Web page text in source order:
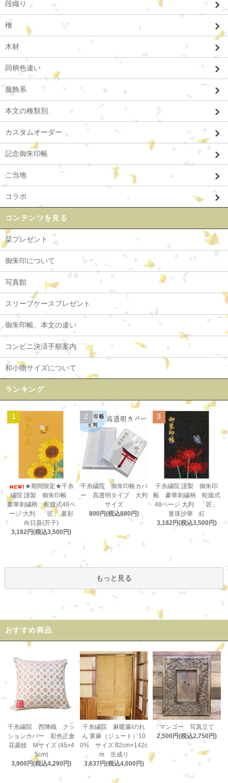
段織り
檜
木材
同柄色違い
服飾系
本文の種類別
カスタムオーダー
記念御朱印帳
ご当地
コラボ
コンテンツを見る
栞プレゼント
御朱印について
写真館
スリーブケースプレゼント
御朱印帳、本文の違い
コンビニ決済手順案内
和小物サイズについて
ランキング
1
★期間限定★千糸
繍院 謹製 御朱印帳
豪華刺繍柄 蛇腹式48ペ
ージ 大判 「匠」 夏彩
向日葵(芥子)
3,182円(税込3,500円)
2
千糸繍院 御朱印帳カバ
ー 高透明タイプ 大判
サイズ
800円(税込880円)
3
千糸繍院 謹製 御朱印
帳 豪華刺繍柄 蛇腹式
48ページ 大判 「匠」
曼珠沙華 紅
3,182円(税込3,500円)
もっと見る
おすすめ商品
千糸繍院 西陣織 クッ
ションカバー 彩色正倉
花菱紋 Mサイズ (45×4
5cm)
3,900円(税込4,290円)
千糸繍院 麻暖簾/のれ
ん 黄麻（ジュート）10
0% サイズ 82cm×142c
m 生成り
3,637円(税込4,000円)
マンゴー 写真立て
2,500円(税込2,750円)